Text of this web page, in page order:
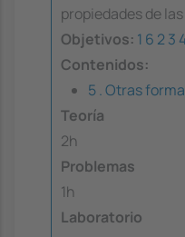
propiedades de
Objetivos: 1 6 23
Contenidos:
5 . Otras
Teoría
2h
Problemas
1h
Laboratorio